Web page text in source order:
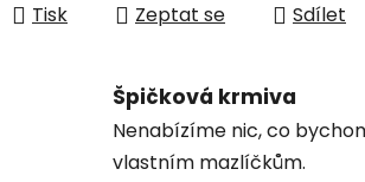
Tisk Zeptat se Sdílet
Špičková krmiva
Nenabízíme nic, co
vlastním mazlíčkům.